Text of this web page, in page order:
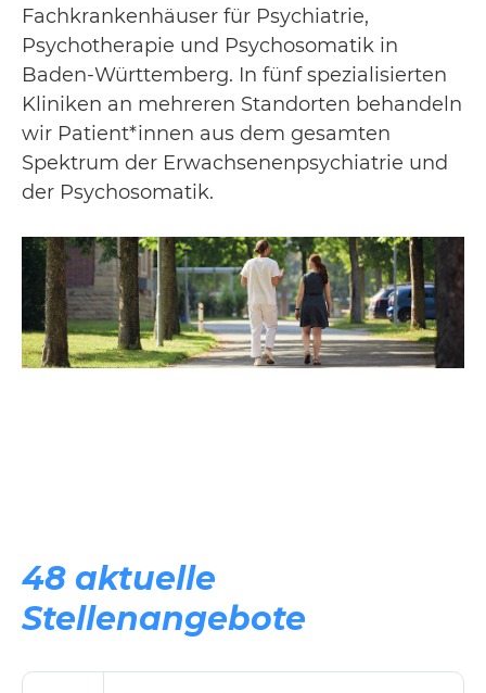
Fachkrankenhäuser für Psychiatrie,
Psychotherapie und Psychosomatik in
Baden-Württemberg. In fünf spezialisierten
Kliniken an mehreren Standorten behandeln
wir Patient*innen aus dem gesamten
Spektrum der Erwachsenenpsychiatrie und
der Psychosomatik.
48 aktuelle
Stellenangebote